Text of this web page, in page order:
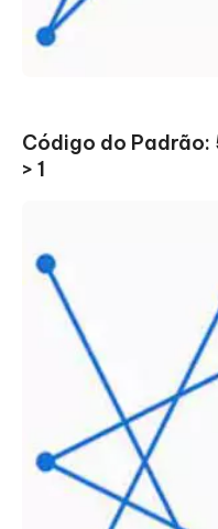
Código do Padrão:
> 1